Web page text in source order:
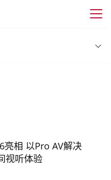
亮相 以Pro AV解决
视听体验